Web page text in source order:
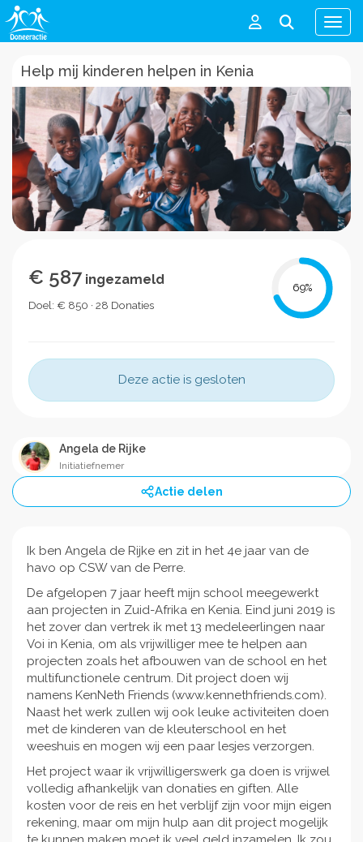
Menu
Help mij kinderen helpen in Kenia
€ 587 ingezameld
Doel: € 850 · 28 Donaties
69%
Deze actie is gesloten
Angela de Rijke
Initiatiefnemer
Actie delen
Ik ben Angela de Rijke en zit in het 4e jaar van de
havo op CSW van de Perre.
De afgelopen 7 jaar heeft mijn school meegewerkt
aan projecten in Zuid-Afrika en Kenia. Eind juni 2019 is
het zover dan vertrek ik met 13 medeleerlingen naar
Voi in Kenia, om als vrijwilliger mee te helpen aan
projecten zoals het afbouwen van de school en het
multifunctionele centrum. Dit project doen wij
namens KenNeth Friends (www.kennethfriends.com).
Naast het werk zullen wij ook leuke activiteiten doen
met de kinderen van de kleuterschool en het
weeshuis en mogen wij een paar lesjes verzorgen.
Het project waar ik vrijwilligerswerk ga doen is vrijwel
volledig afhankelijk van donaties en giften. Alle
kosten voor de reis en het verblijf zijn voor mijn eigen
rekening, maar om mijn hulp aan dit project mogelijk